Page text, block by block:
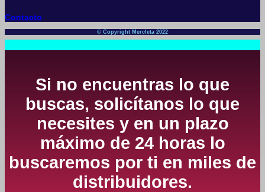
Contacto
© Copyright Mercleta 2022
Si no encuentras lo que
buscas, solicítanos lo que
necesites y en un plazo
máximo de 24 horas lo
buscaremos por ti en miles de
distribuidores.